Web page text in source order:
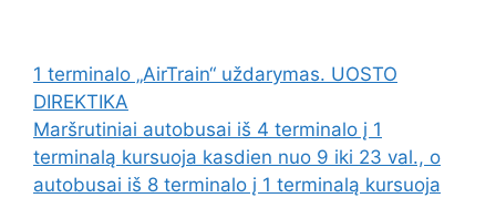
1 terminalo „AirTrain“ uždarymas. UOSTO
DIREKTIKA
Maršrutiniai autobusai iš 4 terminalo į 1
terminalą kursuoja kasdien nuo 9 iki 23 val., o
autobusai iš 8 terminalo į 1 terminalą kursuoja